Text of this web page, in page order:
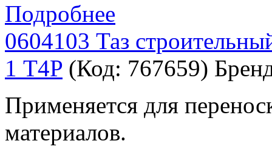
Подробнее
0604103 Таз
1 T4P (Код: 767659)
Применяется для
материалов.